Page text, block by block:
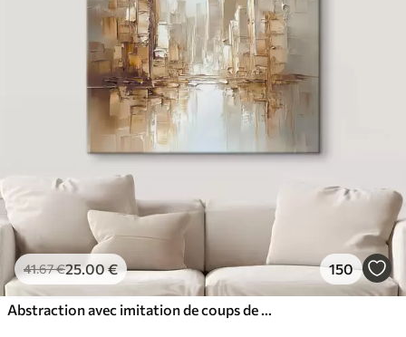
41.67€25.00€ 150
Abstraction avec imitation de coups de pinceau